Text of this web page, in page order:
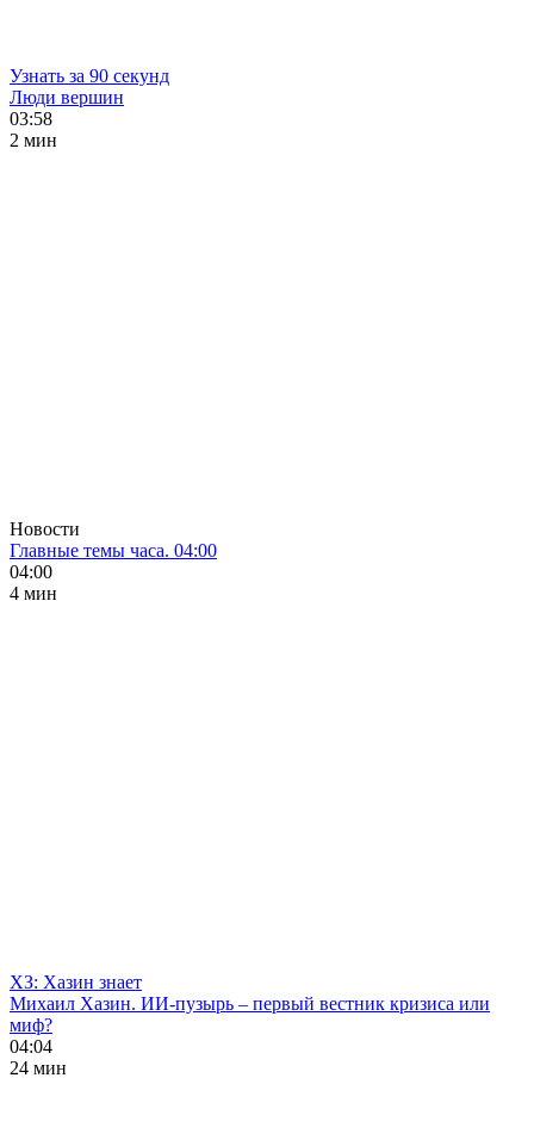
Узнать за 90 секунд
Люди вершин
03:58
2 мин
Новости
Главные темы часа. 04:00
04:00
4 мин
ХЗ: Хазин знает
Михаил Хазин. ИИ-пузырь – первый вестник кризиса или
миф?
04:04
24 мин